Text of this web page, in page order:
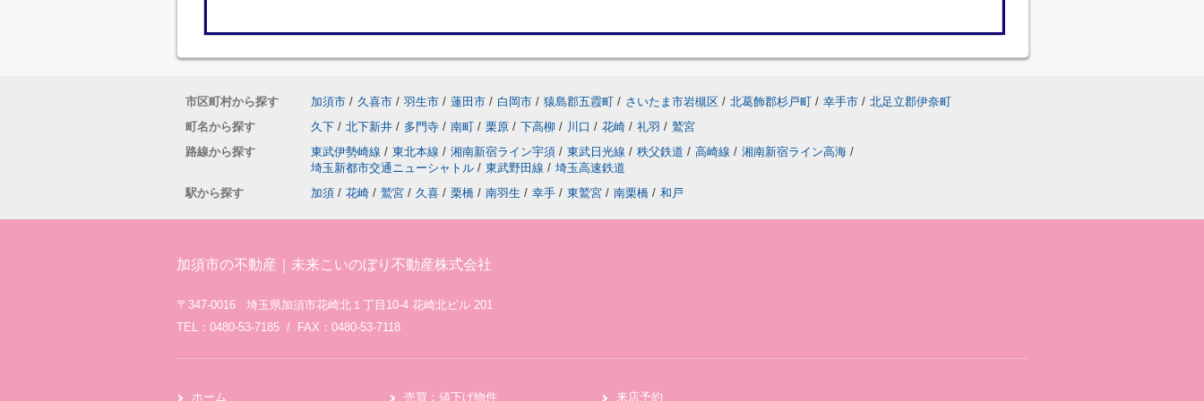
市区町村から探す 加須市 / 久喜市 / 羽生市 / 蓮田市 / 白岡市 / 猿島郡五霞町 / さいたま市岩槻区 / 北葛飾郡杉戸町 / 幸手市 / 北足立郡伊奈町
町名から探す
久下 / 北下新井 / 多門寺 / 南町 / 栗原 / 下高柳 / 川口 / 花崎 / 礼羽 / 鷲宮
路線から探す
東武伊勢崎線 / 東北本線 / 湘南新宿ライン宇須 / 東武日光線 / 秩父鉄道 / 高崎線 / 湘南新宿ライン高海 /
埼玉新都市交通ニューシャトル / 東武野田線 / 埼玉高速鉄道
駅から探す
加須 / 花崎 / 鷲宮 / 久喜 / 栗橋 / 南羽生 / 幸手 / 東鷲宮 / 南栗橋 / 和戸
加須市の不動産｜未来こいのぼり不動産株式会社
〒347-0016 埼玉県加須市花崎北１丁目10-4 花崎北ビル 201
TEL：0480-53-7185 / FAX：0480-53-7118
ホーム 売買：値下げ物件 来店予約